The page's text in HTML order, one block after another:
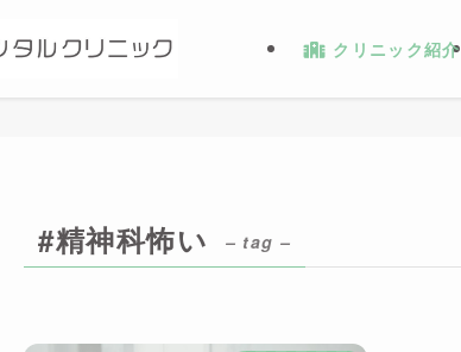
クリニック紹介
#精神科怖い – tag –